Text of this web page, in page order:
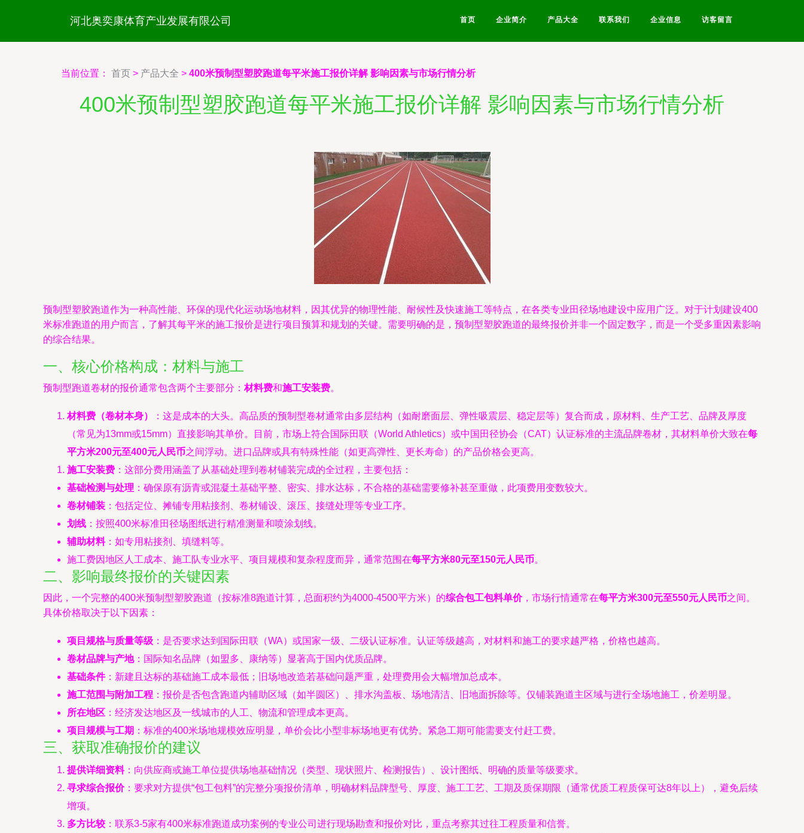
河北奥奕康体育产业发展有限公司 首页 企业简介 产品大全 联系我们 企业信息 访客留言
当前位置： 首页 > 产品大全 > 400米预制型塑胶跑道每平米施工报价详解 影响因素与市场行情分析
400米预制型塑胶跑道每平米施工报价详解 影响因素与市场行情分析
预制型塑胶跑道作为一种高性能、环保的现代化运动场地材料，因其优异的物理性能、耐候性及快速施工等特点，在各类专业田径场地建设中应用广泛。对于计划建设400
米标准跑道的用户而言，了解其每平米的施工报价是进行项目预算和规划的关键。需要明确的是，预制型塑胶跑道的最终报价并非一个固定数字，而是一个受多重因素影响
的综合结果。
一、核心价格构成：材料与施工
预制型跑道卷材的报价通常包含两个主要部分：材料费和施工安装费。
材料费（卷材本身）
：这是成本的大头。高品质的预制型卷材通常由多层结构（如耐磨面层、弹性吸震层、稳定层等）复合而成，原材料、生产工艺、品牌及厚度
（常见为13mm或15mm）直接影响其单价。目前，市场上符合国际田联（World Athletics）或中国田径协会（CAT）认证标准的主流品牌卷材，其材料单价大致在每
平方米200元至400元人民币之间浮动。进口品牌或具有特殊性能（如更高弹性、更长寿命）的产品价格会更高。
施工安装费 ：这部分费用涵盖了从基础处理到卷材铺装完成的全过程，主要包括：
基础检测与处理 ：确保原有沥青或混凝土基础平整、密实、排水达标，不合格的基础需要修补甚至重做，此项费用变数较大。
卷材铺装 ：包括定位、摊铺专用粘接剂、卷材铺设、滚压、接缝处理等专业工序。
划线 ：按照400米标准田径场图纸进行精准测量和喷涂划线。
辅助材料：如专用粘接剂、填缝料等。
施工费因地区人工成本、施工队专业水平、项目规模和复杂程度而异，通常范围在每平方米80元至150元人民币。
二、影响最终报价的关键因素
因此，一个完整的400米预制型塑胶跑道（按标准8跑道计算，总面积约为4000-4500平方米）的综合包工包料单价，市场行情通常在每平方米300元至550元人民币之间。
具体价格取决于以下因素：
项目规格与质量等级 ：是否要求达到国际田联（WA）或国家一级、二级认证标准。认证等级越高，对材料和施工的要求越严格，价格也越高。
卷材品牌与产地：国际知名品牌（如盟多、康纳等）显著高于国内优质品牌。
基础条件：新建且达标的基础施工成本最低；旧场地改造若基础问题严重，处理费用会大幅增加总成本。
施工范围与附加工程 ：报价是否包含跑道内辅助区域（如半圆区）、排水沟盖板、场地清洁、旧地面拆除等。仅铺装跑道主区域与进行全场地施工，价差明显。
所在地区 ：经济发达地区及一线城市的人工、物流和管理成本更高。
项目规模与工期 ：标准的400米场地规模效应明显，单价会比小型非标场地更有优势。紧急工期可能需要支付赶工费。
三、获取准确报价的建议
提供详细资料：向供应商或施工单位提供场地基础情况（类型、现状照片、检测报告）、设计图纸、明确的质量等级要求。
寻求综合报价：要求对方提供“包工包料”的完整分项报价清单，明确材料品牌型号、厚度、施工工艺、工期及质保期限（通常优质工程质保可达8年以上），避免后续
增项。
多方比较 ：联系3-5家有400米标准跑道成功案例的专业公司进行现场勘查和报价对比，重点考察其过往工程质量和信誉。